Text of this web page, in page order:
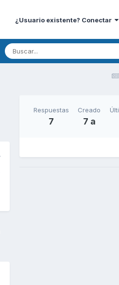
¿Usuario existente? Conectar
Respuestas
7
Creado
7 a